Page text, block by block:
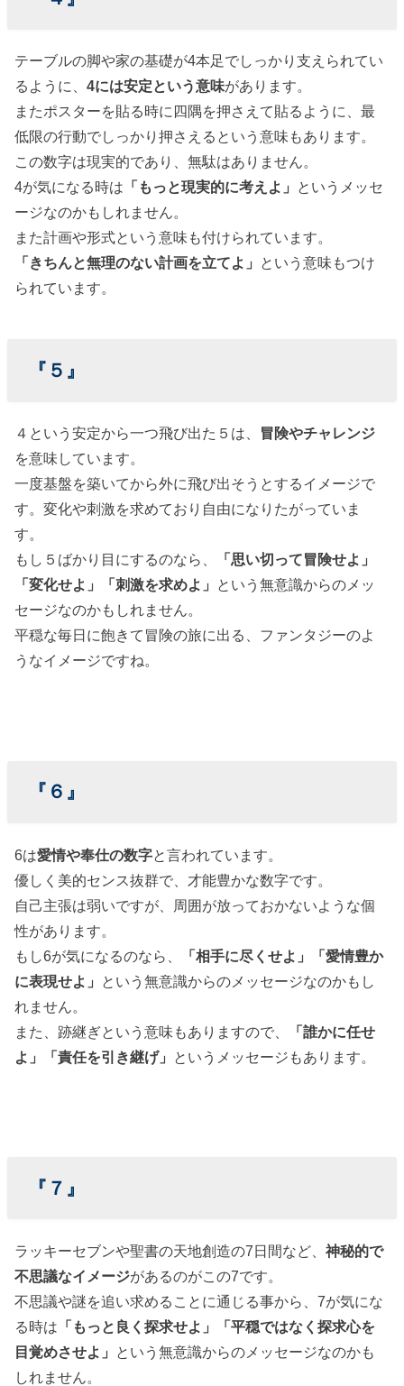
テーブルの脚や家の基礎が4本足でしっかり支えられてい
るように、4には安定という意味があります。
またポスターを貼る時に四隅を押さえて貼るように、最
低限の行動でしっかり押さえるという意味もあります。
この数字は現実的であり、無駄はありません。
4が気になる時は 「もっと現実的に考えよ」 というメッセ
ージなのかもしれません。
また計画や形式という意味も付けられています。
「きちんと無理のない計画を立てよ」 という意味もつけ
られています。
『５』
４という安定から一つ飛び出た５は、 冒険やチャレンジ
を意味しています。
一度基盤を築いてから外に飛び出そうとするイメージで
す。変化や刺激を求めており自由になりたがっていま
す。
もし５ばかり目にするのなら、
「思い切って冒険せよ」
「変化せよ」「刺激を求めよ」 という無意識からのメッ
セージなのかもしれません。
平穏な毎日に飽きて冒険の旅に出る、ファンタジーのよ
うなイメージですね。
『６』
6は愛情や奉仕の数字と言われています。
優しく美的センス抜群で、才能豊かな数字です。
自己主張は弱いですが、周囲が放っておかないような個
性があります。
もし6が気になるのなら、
「相手に尽くせよ」「愛情豊か
に表現せよ」
という無意識からのメッセージなのかもし
れません。
また、跡継ぎという意味もありますので、
「誰かに任せ
よ」「責任を引き継げ」
というメッセージもあります。
『７』
ラッキーセブンや聖書の天地創造の7日間など、神秘的で
不思議なイメージがあるのがこの7です。
不思議や謎を追い求めることに通じる事から、7が気にな
る時は 「もっと良く探求せよ」「平穏ではなく探求心を
目覚めさせよ」 という無意識からのメッセージなのかも
しれません。